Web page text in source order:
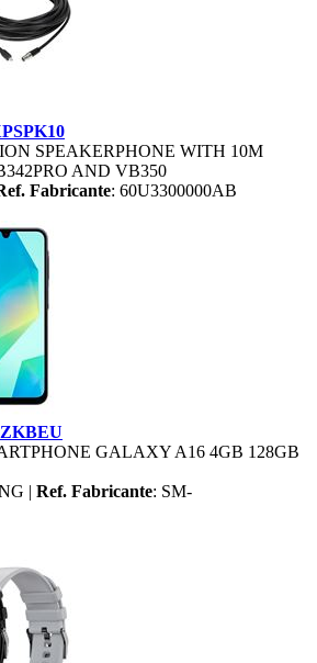
SPEAKERPHONE WITH 10M
AND VB350
Fabricante: 60U3300000AB
GALAXY A16 4GB 128GB
| Ref. Fabricante: SM-